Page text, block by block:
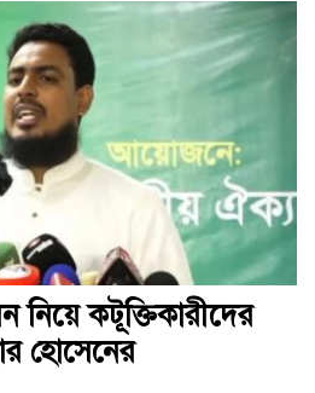
কটূক্তিকারীদের
হোসেনের